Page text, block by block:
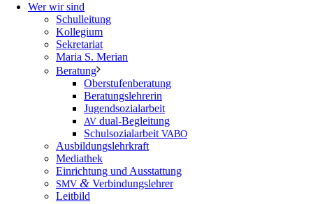
Wer wir sind
Schulleitung
Kollegium
Sekretariat
Maria S. Merian
Beratung
Oberstufenberatung
Beratungslehrerin
Jugendsozialarbeit
AV dual-Begleitung
Schulsozialarbeit VABO
Ausbildungslehrkraft
Mediathek
Einrichtung und Ausstattung
SMV & Verbindungslehrer
Leitbild